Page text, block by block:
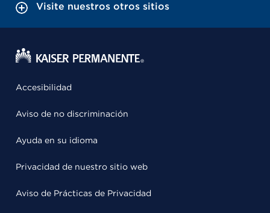
Visite nuestros otros sitios
Accesibilidad
Aviso de no discriminación
Ayuda en su idioma
Privacidad de nuestro sitio web
Aviso de Prácticas de Privacidad